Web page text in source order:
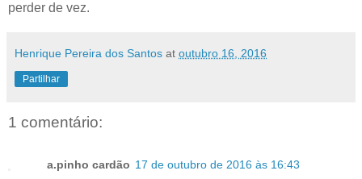
perder de vez.
Henrique Pereira dos Santos at outubro 16, 2016
Partilhar
1 comentário:
a.pinho cardão 17 de outubro de 2016 às 16:43